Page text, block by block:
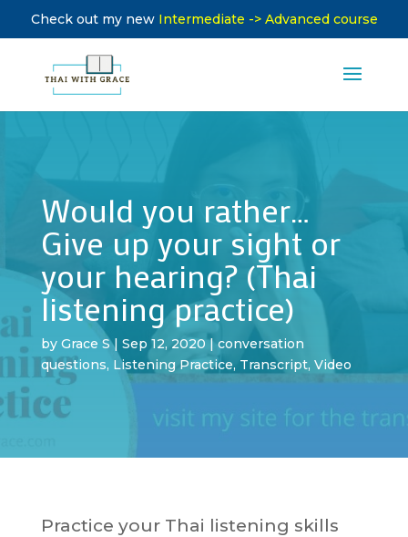
Check out my new Intermediate -> Advanced course
Would you rather…
Give up your sight or
your hearing? (Thai
listening practice)
by Grace S| Sep 12, 2020| conversation
questions, Listening Practice, Transcript, Video
Practice your Thai listening skills